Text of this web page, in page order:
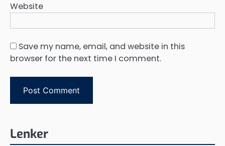
Website
Save my name, email, and website in this
browser for the next time I comment.
Lenker